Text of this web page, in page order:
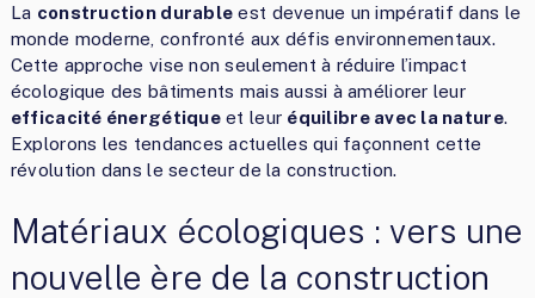
La construction durable est devenue un impératif dans le
monde moderne, confronté aux défis environnementaux.
Cette approche vise non seulement à réduire l’impact
écologique des bâtiments mais aussi à améliorer leur
efficacité énergétiqueet leur équilibre avec la nature.
Explorons les tendances actuelles qui façonnent cette
révolution dans le secteur de la construction.
Matériaux écologiques : vers une
nouvelle ère de la construction